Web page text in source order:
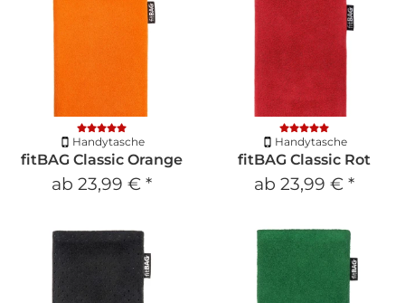
Handytasche
fitBAG Classic Orange
ab 23,99 € *
Handytasche
fitBAG Classic Rot
ab 23,99 € *